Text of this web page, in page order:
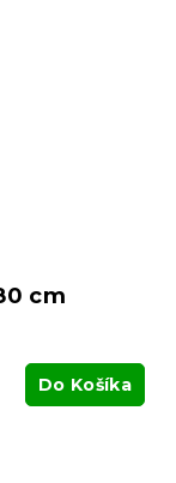
cm
Do Košíka